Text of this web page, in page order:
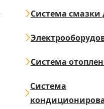
Система смазки
Система
Система